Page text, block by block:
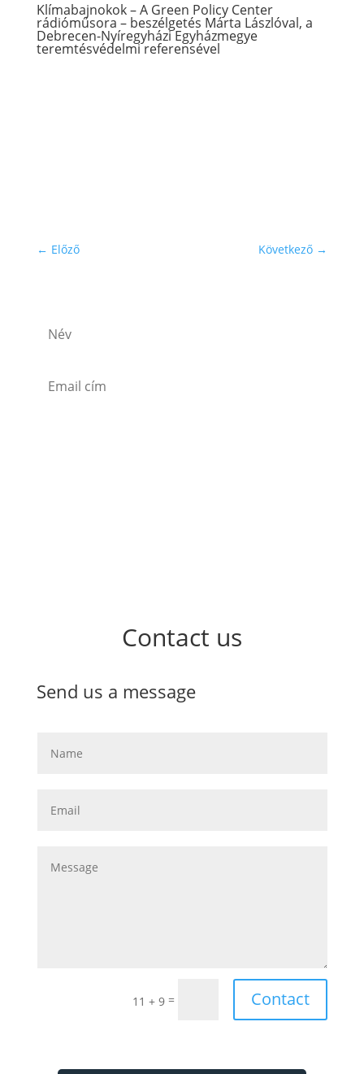
Klímabajnokok – A Green Policy Center
rádióműsora – beszélgetés Márta Lászlóval, a
Debrecen-Nyíregyházi Egyházmegye
teremtésvédelmi referensével
← Előző Következő →
Contact us
Send us a message
11 + 9 = Contact